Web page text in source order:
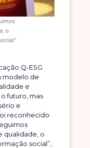
o
Q-ESG
modelo de
e
futuro, mas
e
reconhecido
qualidade, o
social”,